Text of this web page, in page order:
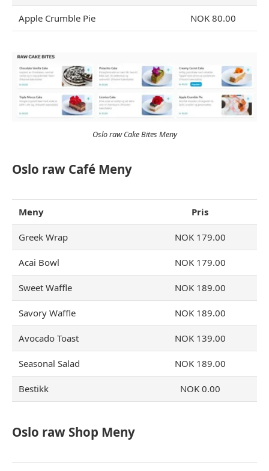
Apple Crumble Pie NOK 80.00
Oslo raw Cake Bites Meny
Oslo raw Café Meny
Meny Pris
Greek Wrap NOK 179.00
Acai Bowl NOK 179.00
Sweet Waffle NOK 189.00
Savory Waffle NOK 189.00
Avocado Toast NOK 139.00
Seasonal Salad NOK 189.00
Bestikk NOK 0.00
Oslo raw Shop Meny